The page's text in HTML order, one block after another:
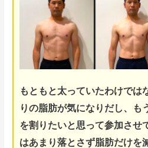
もともと太っていたわけでは
りの脂肪が気になりだし、も
を割りたいと思って参加させ
はあまり落とさず脂肪だけを